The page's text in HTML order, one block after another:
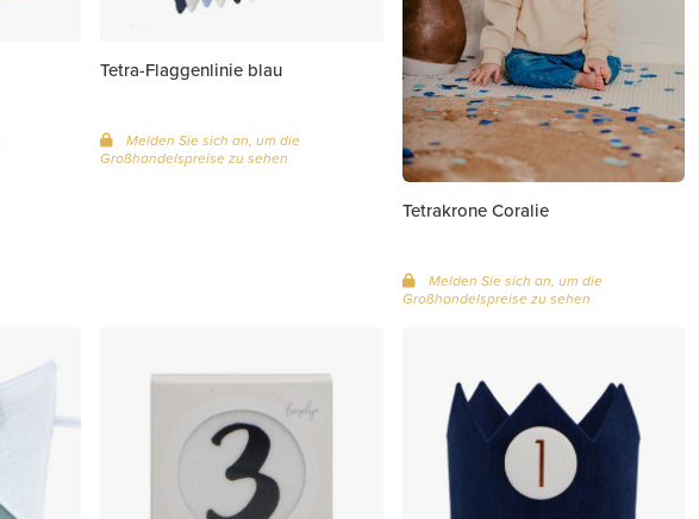
Tetra-Flaggenlinie blau
Melden Sie sich an, um die
Großhandelspreise zu sehen
Tetrakrone Coralie
Melden Sie sich an, um die
Großhandelspreise zu sehen